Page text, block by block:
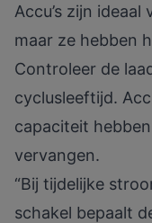
Accu’s zijn
maar ze hebben
Controleer de
cyclusleeftijd.
capaciteit
vervangen.
“Bij tijdelijke
schakel bepaalt